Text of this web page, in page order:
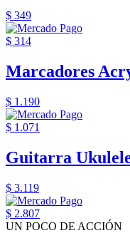
$ 349
$ 314
Marcadores
$ 1.190
$ 1.071
Guitarra
$ 3.119
$ 2.807
UN POCO DE ACCIÓN